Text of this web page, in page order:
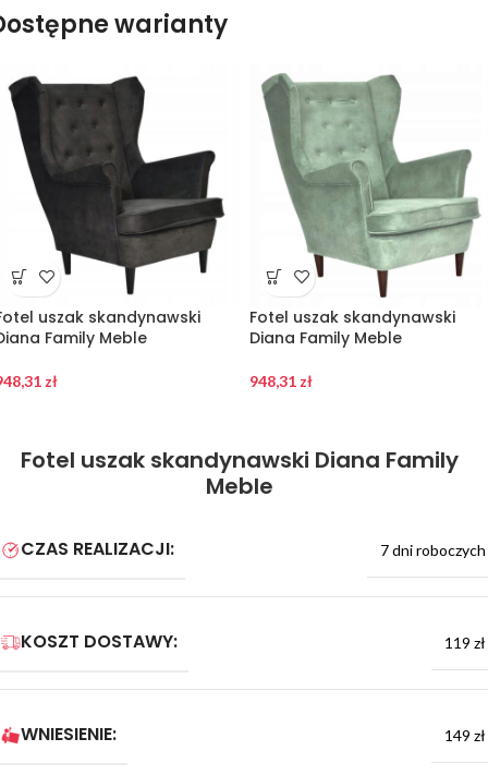
warianty
uszak skandynawski
Family Meble
zł
Fotel uszak skandynawski
Diana Family Meble
948,31 zł
Fotel uszak skandynawski Diana Family
Meble
CZAS REALIZACJI: 7 dni roboczych
KOSZT DOSTAWY: 119 zł
WNIESIENIE: 149 zł